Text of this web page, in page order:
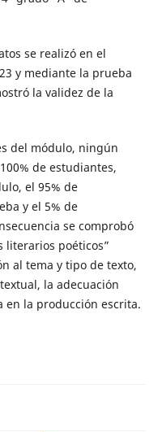
se realizó en el
y mediante la prueba
la validez de la
del módulo, ningún
de estudiantes,
el 95% de
y el 5% de
se comprobó
literarios poéticos”
al tema y tipo de texto,
la adecuación
en la producción escrita.